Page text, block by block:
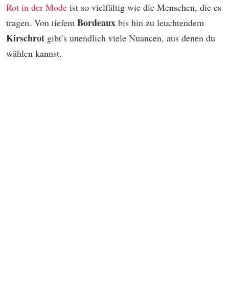
Rot in der Mode ist so vielfältig wie die Menschen, die es
tragen. Von tiefem Bordeaux bis hin zu leuchtendem
Kirschrot gibt’s unendlich viele Nuancen, aus denen du
wählen kannst.